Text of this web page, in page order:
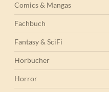
Comics & Mangas
Fachbuch
Fantasy & SciFi
Hörbücher
Horror